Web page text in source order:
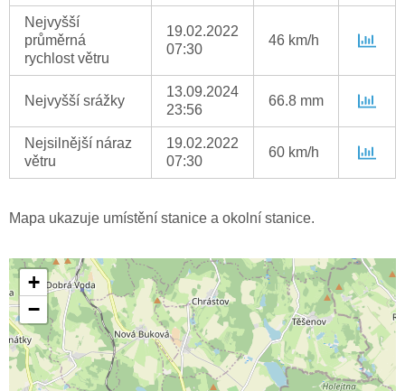
Nejvyšší
průměrná
rychlost větru
19.02.2022
07:30
46 km/h
Nejvyšší srážky
13.09.2024
23:56
66.8 mm
Nejsilnější náraz
větru
19.02.2022
07:30
60 km/h
Mapa ukazuje umístění stanice a okolní stanice.
+
−